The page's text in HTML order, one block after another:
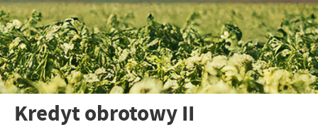
Kredyt obrotowy II